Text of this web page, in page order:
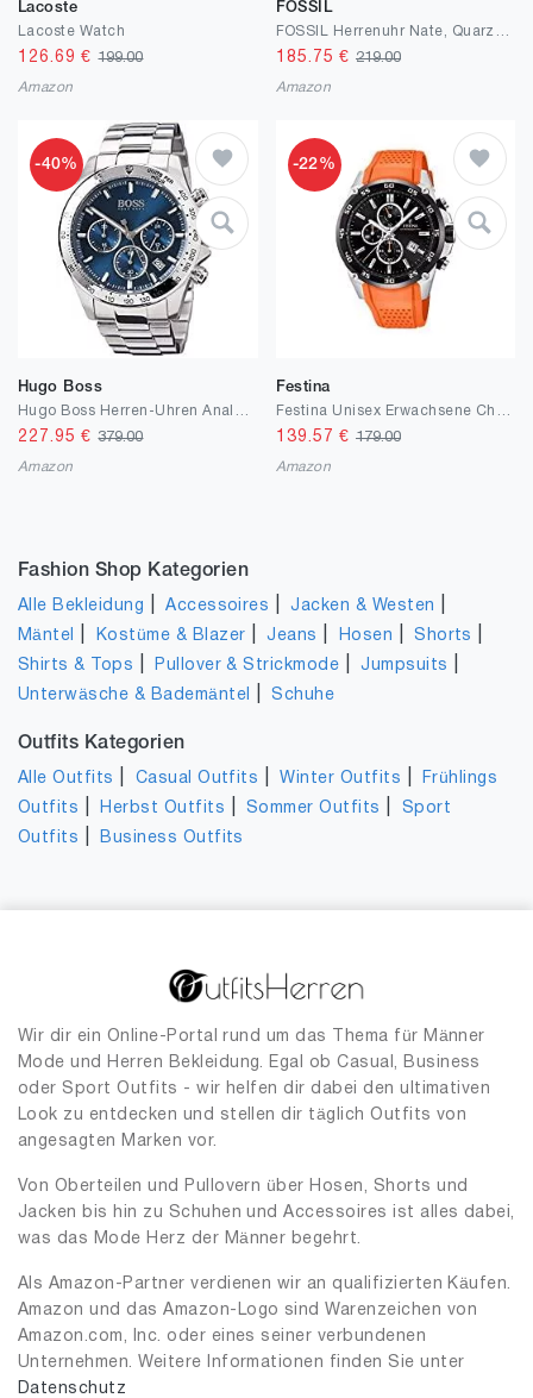
Lacoste
Lacoste Watch
126.69 €199.00
Amazon
FOSSIL
185.75 € 219.00
Amazon
-40%
Hugo Boss
227.95 €379.00
Amazon
-22%
Festina
139.57 € 179.00
Amazon
Fashion Shop Kategorien
Alle Bekleidung |Accessoires |Jacken & Westen
Mäntel Kostüme & Blazer |Jeans Hosen |Shorts
Shirts & Tops Pullover & Strickmode |Jumpsuits
Unterwäsche & Bademäntel |Schuhe
Outfits Kategorien
Alle Outfits Casual Outfits |Winter Outfits
Frühlings
Outfits
Herbst Outfits Sommer Outfits
Sport
Outfits
Business Outfits
Wir dir ein Online-Portal rund um das Thema für Männer
Mode und Herren Bekleidung. Egal ob Casual, Business
oder Sport Outfits - wir helfen dir dabei den ultimativen
Look zu entdecken und stellen dir täglich Outfits von
angesagten Marken vor.
Von Oberteilen und Pullovern über Hosen, Shorts und
Jacken bis hin zu Schuhen und Accessoires ist alles dabei,
was das Mode Herz der Männer begehrt.
Als Amazon-Partner verdienen wir an qualifizierten Käufen.
Amazon und das Amazon-Logo sind Warenzeichen von
Amazon.com, Inc. oder eines seiner verbundenen
Unternehmen. Weitere Informationen finden Sie unter
Datenschutz